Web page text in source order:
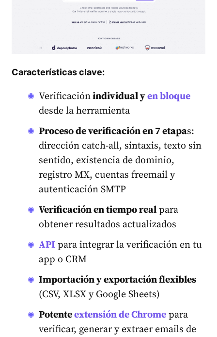
Características clave:
Verificaciónindividual yen bloque
desde la herramienta
Proceso de verificación en 7 etapas:
dirección catch-all, sintaxis, texto sin
sentido, existencia de dominio,
registro MX, cuentas freemail y
autenticación SMTP
Verificación en tiempo real para
obtener resultados actualizados
API para integrar la verificación en tu
app o CRM
Importación y exportación flexibles
(CSV, XLSX y Google Sheets)
Potenteextensión de Chrome para
verificar, generar y extraer emails de